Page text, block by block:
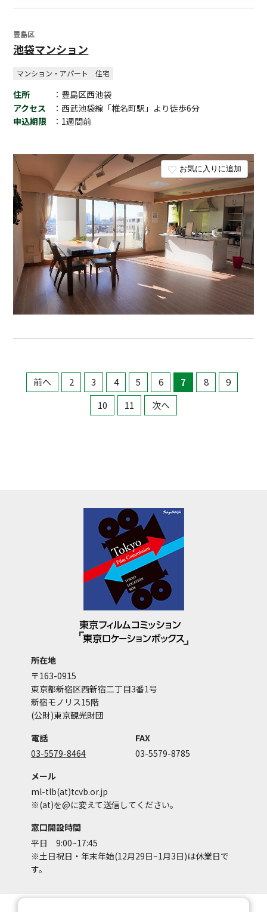
お気に入りに追加
豊島区
池袋マンション
マンション・アパート 住宅
住所
：豊島区西池袋
アクセス
：西武池袋線「椎名町駅」より徒歩6分
申込期限
：1週間前
前へ 2 3 4 5 6 7 8
9
10
11 次へ
所在地
〒163-0915
東京都新宿区西新宿二丁目3番1号
新宿モノリス15階
(公財)東京観光財団
電話
03-5579-8464
FAX
03-5579-8785
メール
ml-tlb(at)tcvb.or.jp
※(at)を@に変えて送信してください。
窓口開設時間
平日 9:00~17:45
※土日祝日・年末年始(12月29日~1月3日)は休業日で
す。